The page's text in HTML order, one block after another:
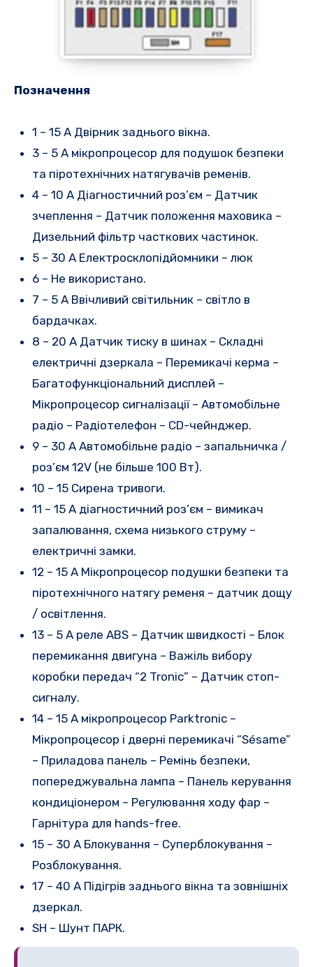
Позначення
1 – 15 A Двірник заднього вікна.
3 – 5 A мікропроцесор для подушок безпеки
та піротехнічних натягувачів ременів.
4 – 10 А Діагностичний роз’єм – Датчик
зчеплення – Датчик положення маховика –
Дизельний фільтр часткових частинок.
5 – 30 А Електросклопідйомники – люк
6 – Не використано.
7 – 5 A Ввічливий світильник – світло в
бардачках.
8 – 20 А Датчик тиску в шинах – Складні
електричні дзеркала – Перемикачі керма –
Багатофункціональний дисплей –
Мікропроцесор сигналізації – Автомобільне
радіо – Радіотелефон – CD-чейнджер.
9 – 30 А Автомобільне радіо – запальничка /
роз’єм 12V (не більше 100 Вт).
10 – 15 Сирена тривоги.
11 – 15 A діагностичний роз’єм – вимикач
запалювання, схема низького струму –
електричні замки.
12 – 15 А Мікропроцесор подушки безпеки та
піротехнічного натягу ременя – датчик дощу
/ освітлення.
13 – 5 A реле ABS – Датчик швидкості – Блок
перемикання двигуна – Важіль вибору
коробки передач “2 Tronic” – Датчик стоп-
сигналу.
14 – 15 A мікропроцесор Parktronic –
Мікропроцесор і дверні перемикачі “Sésame”
– Приладова панель – Ремінь безпеки,
попереджувальна лампа – Панель керування
кондиціонером – Регулювання ходу фар –
Гарнітура для hands-free.
15 – 30 A Блокування – Суперблокування –
Розблокування.
17 – 40 A Підігрів заднього вікна та зовнішніх
дзеркал.
SH – Шунт ПАРК.